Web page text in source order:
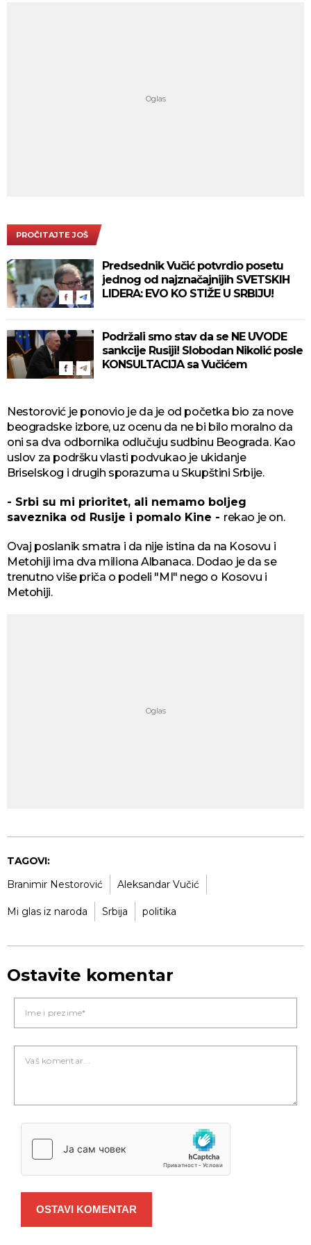
PROČITAJTE JOŠ
Predsednik Vučić potvrdio posetu
jednog od najznačajnijih SVETSKIH
LIDERA: EVO KO STIŽE U SRBIJU!
Podržali smo stav da se NE UVODE
sankcije Rusiji! Slobodan Nikolić posle
KONSULTACIJA sa Vučićem
Nestorović je ponovio je da je od početka bio za nove
beogradske izbore, uz ocenu da ne bi bilo moralno da
oni sa dva odbornika odlučuju sudbinu Beograda. Kao
uslov za podršku vlasti podvukao je ukidanje
Briselskog i drugih sporazuma u Skupštini Srbije.
- Srbi su mi prioritet, ali nemamo boljeg
saveznika od Rusije i pomalo Kine - rekao je on.
Ovaj poslanik smatra i da nije istina da na Kosovu i
Metohiji ima dva miliona Albanaca. Dodao je da se
trenutno više priča o podeli "MI" nego o Kosovu i
Metohiji.
TAGOVI:
Branimir Nestorović
Aleksandar Vučić
Mi glas iz naroda Srbija politika
Ostavite komentar
OSTAVI KOMENTAR